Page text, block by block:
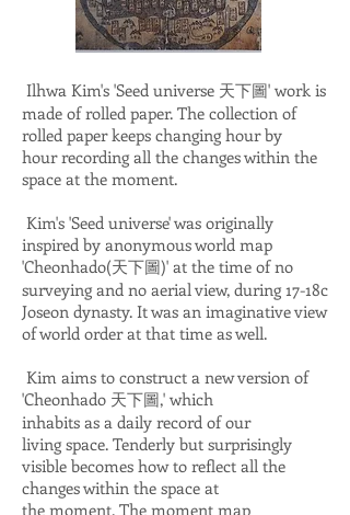
Ilhwa Kim's 'Seed universe 天下圖' work is
made of rolled paper. The collection of
rolled paper keeps changing hour by
hour recording all the changes within the
space at the moment.
Kim's 'Seed universe' was originally
inspired by anonymous world map
'Cheonhado(天下圖)' at the time of no
surveying and no aerial view, during 17-18c
Joseon dynasty. It was an imaginative view
of world order at that time as well.
Kim aims to construct a new version of
'Cheonhado 天下圖,' which
inhabits as a daily record of our
living space. Tenderly but surprisingly
visible becomes how to reflect all the
changes within the space at
the moment. The moment map